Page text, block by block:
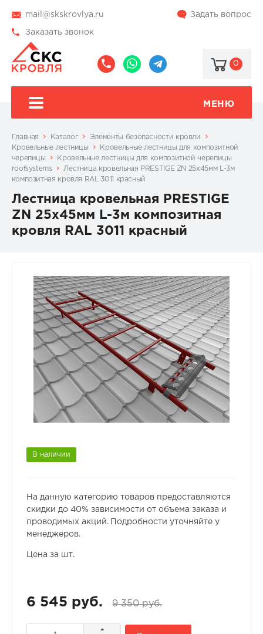
mail@skskrovlya.ru Задать вопрос
Заказать звонок
0
МЕНЮ
Главная Каталог
Элементы безопасности кровли
Кровельные лестницы
Кровельные лестницы для композитной
черепицы
Кровельные лестницы для композитной черепицы
roofsystems
Лестница кровельная PRESTIGE ZN 25x45мм L-3м
композитная кровля RAL 3011 красный
Лестница кровельная PRESTIGE
ZN 25x45мм L-3м композитная
кровля RAL 3011 красный
В наличии
На данную категорию товаров предоставляются
скидки до 40% зависимости от объема заказа и
проводимых акций. Подробности уточняйте у
менеджеров.
Цена за шт.
6 545 руб. 9 350 руб.